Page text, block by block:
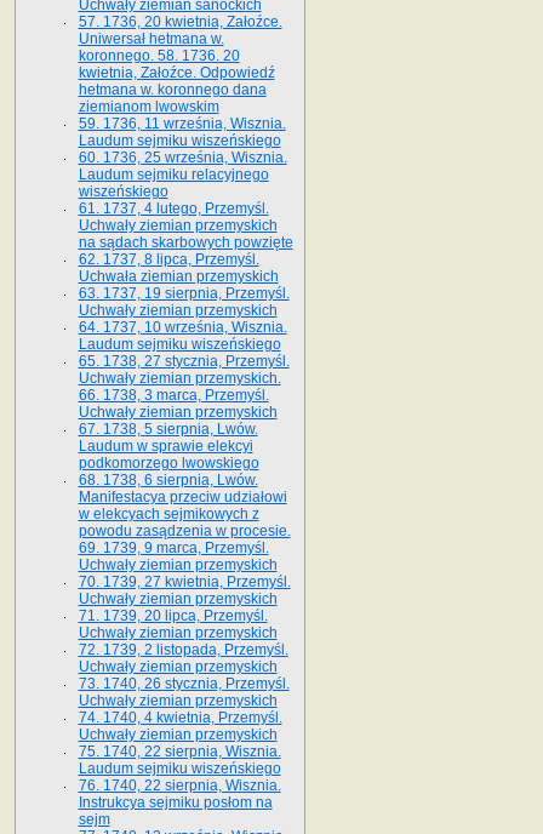
Uchwały ziemian sanockich
57. 1736, 20 kwietnia, Załoźce.
Uniwersał hetmana w.
koronnego. 58. 1736. 20
kwietnia, Załoźce. Odpowiedź
hetmana w. koronnego dana
ziemianom lwowskim
59. 1736, 11 września, Wisznia.
Laudum sejmiku wiszeńskiego
60. 1736, 25 września, Wisznia.
Laudum sejmiku relacyjnego
wiszeńskiego
61. 1737, 4 lutego, Przemyśl.
Uchwały ziemian przemyskich
na sądach skarbowych powzięte
62. 1737, 8 lipca, Przemyśl.
Uchwała ziemian przemyskich
63. 1737, 19 sierpnia, Przemyśl.
Uchwały ziemian przemyskich
64. 1737, 10 września, Wisznia.
Laudum sejmiku wiszeńskiego
65. 1738, 27 stycznia, Przemyśl.
Uchwały ziemian przemyskich­­.
66. 1738, 3 marca, Przemyśl.
Uchwały ziemian przemyskich­
67. 1738, 5 sierpnia, Lwów.
Laudum w sprawie elekcyi
podkomorzego lwowskiego
68. 1738, 6 sierpnia, Lwów.
Manifestacya przeciw udziałowi
w elekcyach sejmikowych z
powodu zasądzenia w procesie.
69. 1739, 9 marca, Przemyśl.
Uchwały ziemian przemyskich
70. 1739, 27 kwietnia, Przemyśl.
Uchwały ziemian przemyskich
71. 1739, 20 lipca, Przemyśl.
Uchwały ziemian przemyskich
72. 1739, 2 listopada, Przemyśl.
Uchwały ziemian przemyskich
73. 1740, 26 stycznia, Przemyśl.
Uchwały ziemian przemyskich
74. 1740, 4 kwietnia, Przemyśl.
Uchwały ziemian przemyskich
75. 1740, 22 sierpnia, Wisznia.
Laudum sejmiku wiszeńskiego
76. 1740, 22 sierpnia, Wisznia.
Instrukcya sejmiku posłom na
sejm